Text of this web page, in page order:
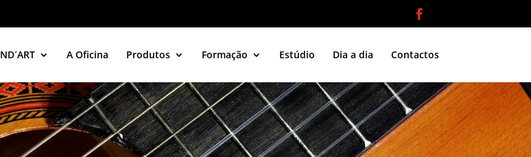
A Oficina Produtos Formação Estúdio Dia a dia Contactos